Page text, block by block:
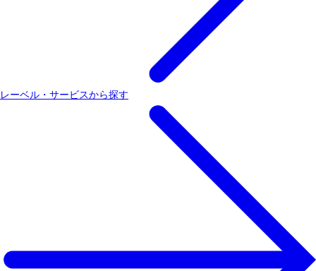
レーベル・サービスから探す